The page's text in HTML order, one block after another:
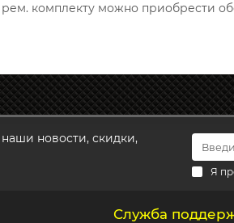
комплекту можно приобрести
новости, скидки,
Я
Служба